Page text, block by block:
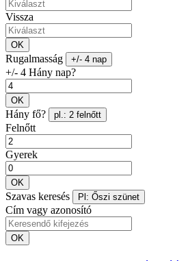
Vissza
OK
Rugalmasság +/- 4 nap
+/- 4 Hány nap?
OK
Hány fő? pl.: 2 felnőtt
Felnőtt
Gyerek
OK
Szavas keresés Pl: Őszi szünet
Cím vagy azonosító
OK